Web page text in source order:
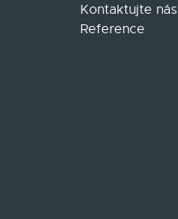
Kontaktujte nás
Reference